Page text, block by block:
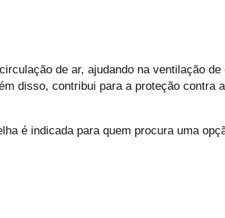
de ar, ajudando na ventilação
disso, contribui para a proteção contra
é indicada para quem procura uma